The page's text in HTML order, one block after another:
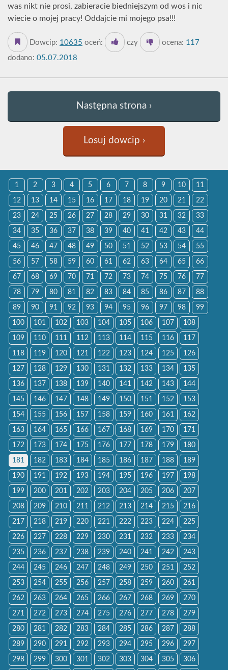
was nikt nie prosi, zabieracie biedniejszym od wos i nic
wiecie o mojej pracy! Oddajcie mi mojego psa!!!
Dowcip: 10635 oceń: czy ocena: 117
dodano: 05.07.2018
Następna strona ›
Losuj dowcip ›
1 2 3 4 5 6 7 8 9 10 11
12 13 14 15 16 17 18 19 20 21 22
23 24 25 26 27 28 29 30 31 32 33
34 35 36 37 38 39 40 41 42 43 44
45 46 47 48 49 50 51 52 53 54 55
56 57 58 59 60 61 62 63 64 65 66
67 68 69 70 71 72 73 74 75 76 77
78 79 80 81 82 83 84 85 86 87 88
89 90 91 92 93 94 95 96 97 98 99
100 101 102 103 104 105 106 107 108
109 110 111 112 113 114 115 116 117
118 119 120 121 122 123 124 125 126
127 128 129 130 131 132 133 134 135
136 137 138 139 140 141 142 143 144
145 146 147 148 149 150 151 152 153
154 155 156 157 158 159 160 161 162
163 164 165 166 167 168 169 170 171
172 173 174 175 176 177 178 179 180
181 182 183 184 185 186 187 188 189
190 191 192 193 194 195 196 197 198
199 200 201 202 203 204 205 206 207
208 209 210 211 212 213 214 215 216
217 218 219 220 221 222 223 224 225
226 227 228 229 230 231 232 233 234
235 236 237 238 239 240 241 242 243
244 245 246 247 248 249 250 251 252
253 254 255 256 257 258 259 260 261
262 263 264 265 266 267 268 269 270
271 272 273 274 275 276 277 278 279
280 281 282 283 284 285 286 287 288
289 290 291 292 293 294 295 296 297
298 299 300 301 302 303 304 305 306